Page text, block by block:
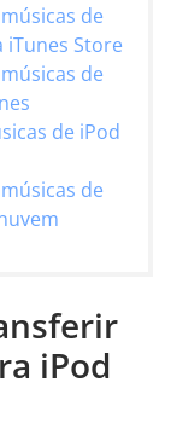
de
Store
de
de iPod
de
iPod